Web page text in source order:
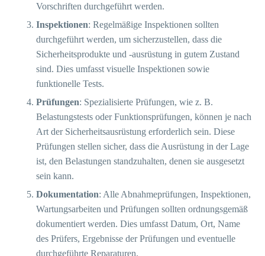
Vorschriften durchgeführt werden.
Inspektionen: Regelmäßige Inspektionen sollten
durchgeführt werden, um sicherzustellen, dass die
Sicherheitsprodukte und -ausrüstung in gutem Zustand
sind. Dies umfasst visuelle Inspektionen sowie
funktionelle Tests.
Prüfungen: Spezialisierte Prüfungen, wie z. B.
Belastungstests oder Funktionsprüfungen, können je nach
Art der Sicherheitsausrüstung erforderlich sein. Diese
Prüfungen stellen sicher, dass die Ausrüstung in der Lage
ist, den Belastungen standzuhalten, denen sie ausgesetzt
sein kann.
Dokumentation: Alle Abnahmeprüfungen, Inspektionen,
Wartungsarbeiten und Prüfungen sollten ordnungsgemäß
dokumentiert werden. Dies umfasst Datum, Ort, Name
des Prüfers, Ergebnisse der Prüfungen und eventuelle
durchgeführte Reparaturen.